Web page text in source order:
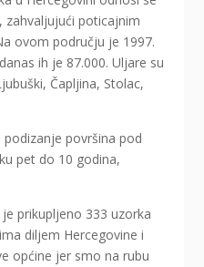
zahvaljujući poticajnim
ovom području je 1997.
ih je 87.000. Uljare su
Čapljina, Stolac,
površina pod
pet do 10 godina,
prikupljeno 333 uzorka
diljem Hercegovine i
općine jer smo na rubu